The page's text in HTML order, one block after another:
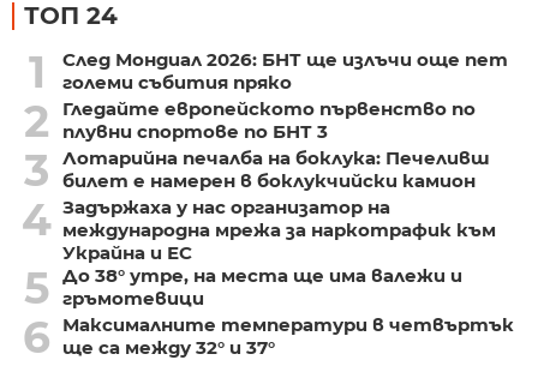
ТОП 24
1
След Мондиал 2026: БНТ ще излъчи още пет
големи събития пряко
2
Гледайте европейското първенство по
плувни спортове по БНТ 3
3
Лотарийна печалба на боклука: Печеливш
билет е намерен в боклукчийски камион
4 Задържаха у нас организатор на
международна мрежа за наркотрафик към
Украйна и ЕС
5 До 38° утре, на места ще има валежи и
гръмотевици
6
Максималните температури в четвъртък
ще са между 32° и 37°